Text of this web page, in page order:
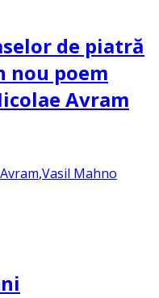
de piatră
nou poem
Avram
,Vasil Mahno